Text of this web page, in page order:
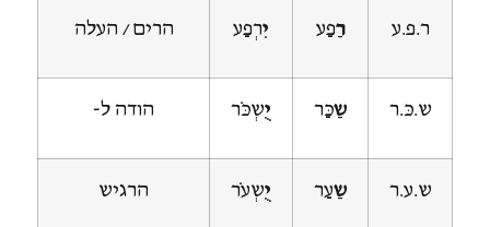
ר.פ.ע רַפַע יִרְפַע הרים / העלה
ש.כּ.ר שַכַּר יֻשְכֹּר הודה ל-
ש.ע.ר שַעַר יֻשְעֹר הרגיש